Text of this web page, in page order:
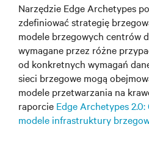
Narzędzie Edge Archetypes
zdefiniować strategię
modele brzegowych centrów
wymagane przez różne
od konkretnych wymagań
sieci brzegowe mogą
modele przetwarzania na
raporcie Edge Archetypes
modele infrastruktury